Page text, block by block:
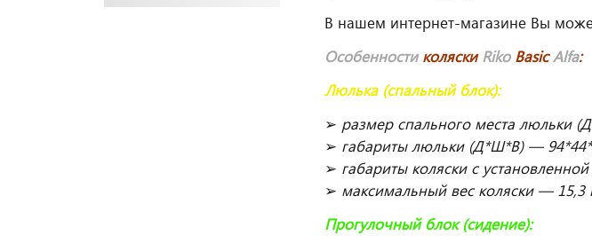
В нашем интернет-магазине Вы
Особенности коляскиRiko BasicAlfa:
Люлька (спальный блок):
➢ размер спального места люльки
➢ габариты люльки (Д*Ш*В) —
➢ габариты коляски с
➢ максимальный вес коляски — 15,3
Прогулочный блок (сидение):